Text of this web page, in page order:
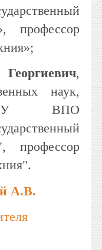
профессор
,
наук,
ВПО
профессор
А.В.